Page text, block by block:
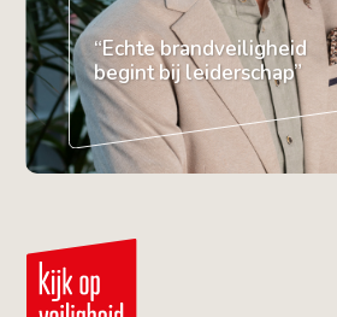
“Echte brandveiligheid
begint bij leiderschap”